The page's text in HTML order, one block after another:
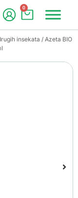
0
insekata / Azeta BIO